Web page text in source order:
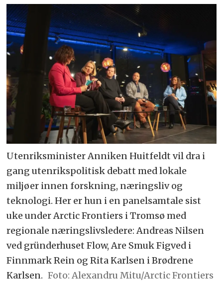
Utenriksminister Anniken Huitfeldt vil dra i
gang utenrikspolitisk debatt med lokale
miljøer innen forskning, næringsliv og
teknologi. Her er hun i en panelsamtale sist
uke under Arctic Frontiers i Tromsø med
regionale næringslivsledere: Andreas Nilsen
ved gründerhuset Flow, Are Smuk Figved i
Finnmark Rein og Rita Karlsen i Brødrene
Karlsen.
Alexandru Mitu/Arctic Frontiers